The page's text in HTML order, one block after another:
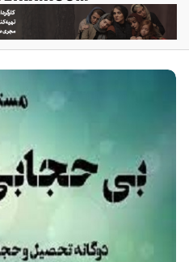
ب
ا
ک
س
ا
ی